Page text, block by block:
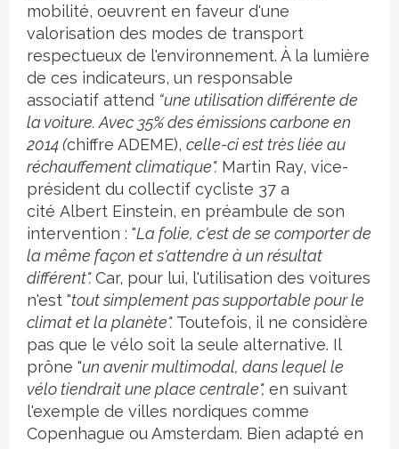
mobilité, oeuvrent en faveur d'une
valorisation des modes de transport
respectueux de l'environnement. À la lumière
de ces indicateurs, un responsable
associatif attend “une utilisation différente de
la voiture. Avec 35% des émissions carbone en
2014 (chiffre ADEME), celle-ci est très liée au
réchauffement climatique". Martin Ray, vice-
président du collectif cycliste 37 a
cité Albert Einstein, en préambule de son
intervention : "La folie, c'est de se comporter de
la même façon et s'attendre à un résultat
différent".Car, pour lui, l'utilisation des voitures
n'est "tout simplement pas supportable pour le
climat et la planète". Toutefois, il ne considère
pas que le vélo soit la seule alternative. Il
prône "un avenir multimodal, dans lequel le
vélo tiendrait une place centrale", en suivant
l'exemple de villes nordiques comme
Copenhague ou Amsterdam. Bien adapté en